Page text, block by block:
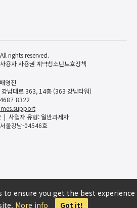
rights reserved.
용자 사용권 계약청소년보호정책
영진
남대로 363, 14층 (363 강남타워)
8322
사업자 유형: 일반과세자
울강남-04546호
to ensure you get the best experience
More info Got it!